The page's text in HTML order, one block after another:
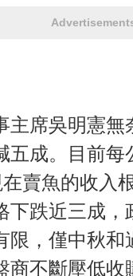
主席吳明憲
五成。目前
賣魚的收入
下跌近三成
限，僅中秋
不斷壓低收